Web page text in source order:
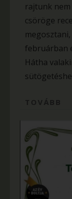
rajtunk
csöröge
februárban
Hátha